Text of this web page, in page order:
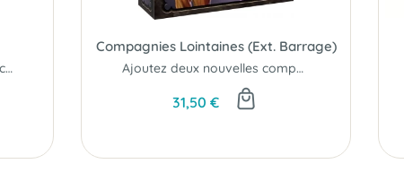
Bâtissez un empire hydro-électrique..!
Compagnies Lointaines (Ext. Barrage)
Ajoutez deux nouvelles compagnies à vos parties.
31,50 €